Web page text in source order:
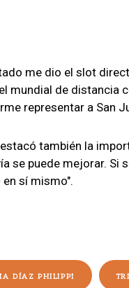
me dio el slot
mundial de distancia
representar a San
también la
se puede mejorar. Si
sí mismo".
DÍAZ PHILIPPI